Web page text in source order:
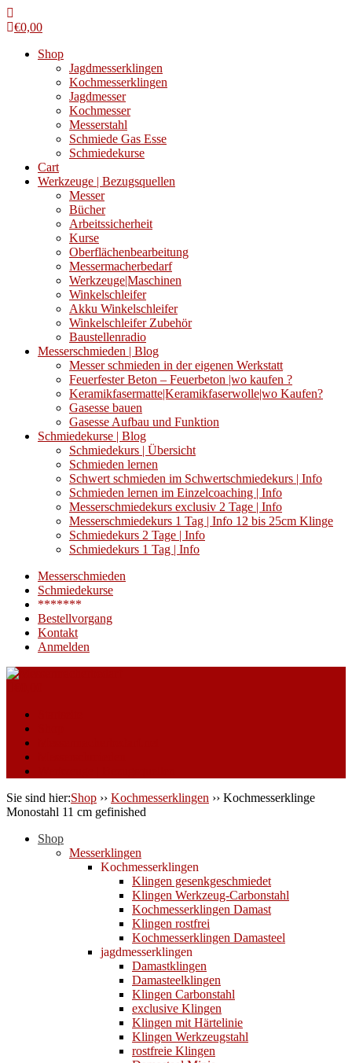
€0,00
Shop
Jagdmesserklingen
Kochmesserklingen
Jagdmesser
Kochmesser
Messerstahl
Schmiede Gas Esse
Schmiedekurse
Cart
Werkzeuge | Bezugsquellen
Messer
Bücher
Arbeitssicherheit
Kurse
Oberflächenbearbeitung
Messermacherbedarf
Werkzeuge|Maschinen
Winkelschleifer
Akku Winkelschleifer
Winkelschleifer Zubehör
Baustellenradio
Messerschmieden | Blog
Messer schmieden in der eigenen Werkstatt
Feuerfester Beton – Feuerbeton |wo kaufen ?
Keramikfasermatte|Keramikfaserwolle|wo Kaufen?
Gasesse bauen
Gasesse Aufbau und Funktion
Schmiedekurse | Blog
Schmiedekurs | Übersicht
Schmieden lernen
Schwert schmieden im Schwertschmiedekurs | Info
Schmieden lernen im Einzelcoaching | Info
Messerschmiedekurs exclusiv 2 Tage | Info
Messerschmiedekurs 1 Tag | Info 12 bis 25cm Klinge
Schmiedekurs 2 Tage | Info
Schmiedekurs 1 Tag | Info
Messerschmieden
Schmiedekurse
*******
Bestellvorgang
Kontakt
Anmelden
Sie sind hier:Shop ›› Kochmesserklingen ›› Kochmesserklinge
Monostahl 11 cm gefinished
Shop
Messerklingen
Kochmesserklingen
Klingen gesenkgeschmiedet
Klingen Werkzeug-Carbonstahl
Kochmesserklingen Damast
Klingen rostfrei
Kochmesserklingen Damasteel
jagdmesserklingen
Damastklingen
Damasteelklingen
Klingen Carbonstahl
exclusive Klingen
Klingen mit Härtelinie
Klingen Werkzeugstahl
rostfreie Klingen